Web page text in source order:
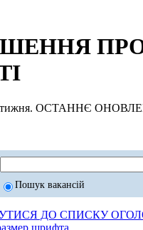
ПРО
ОСТАННЄ
Пошук вакансій
ДО СПИСКУ
шрифта